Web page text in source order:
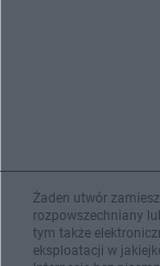
Żaden utwór
rozpowszechniany
tym także
eksploatacji w